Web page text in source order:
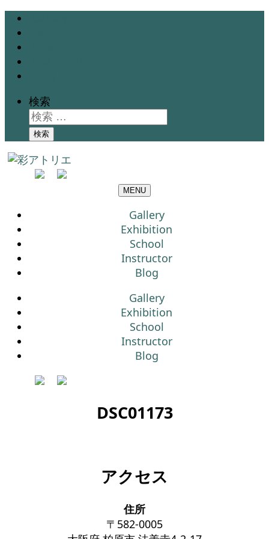
検索
検索
MENU
Gallery
Exhibition
School
Instructor
Blog
Gallery
Exhibition
School
Instructor
Blog
DSC01173
アクセス
住所
〒582-0005